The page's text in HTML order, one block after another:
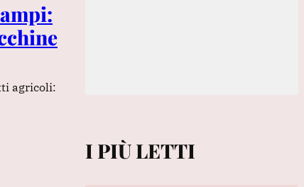
agricoli:
I PIÙ LETTI